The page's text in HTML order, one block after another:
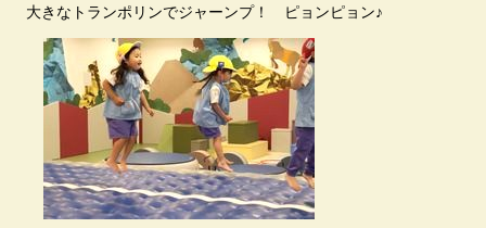
大きなトランポリンでジャーンプ！ ピョンピョン♪